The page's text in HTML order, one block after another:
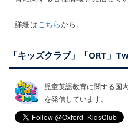
詳細はこちらから。
「キッズクラブ」「ORT」
児童英語教育に関する国
を発信しています。